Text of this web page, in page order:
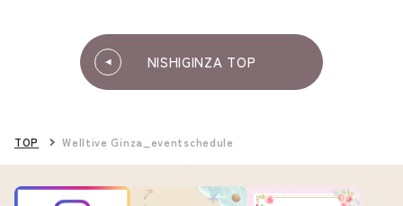
NISHIGINZA TOP
TOP Welltive Ginza_eventschedule